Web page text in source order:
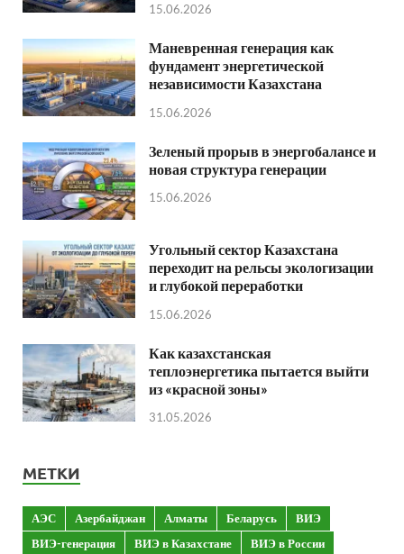
15.06.2026
Маневренная генерация как
фундамент энергетической
независимости Казахстана
15.06.2026
Зеленый прорыв в энергобалансе и
новая структура генерации
15.06.2026
Угольный сектор Казахстана
переходит на рельсы экологизации
и глубокой переработки
15.06.2026
Как казахстанская
теплоэнергетика пытается выйти
из «красной зоны»
31.05.2026
МЕТКИ
АЭС Азербайджан Алматы Беларусь
ВИЭ
ВИЭ-генерация
ВИЭ в Казахстане
ВИЭ в России